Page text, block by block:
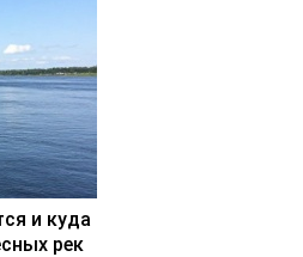
и куда
рек